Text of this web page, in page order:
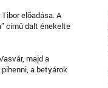
elõadása. A
címû dalt énekelte
majd a
a betyárok